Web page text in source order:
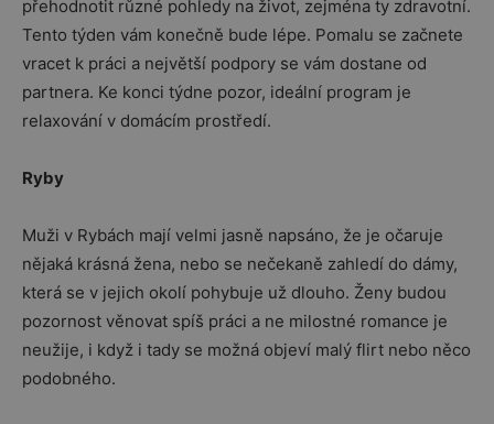
přehodnotit různé pohledy na život, zejména ty zdravotní.
Tento týden vám konečně bude lépe. Pomalu se začnete
vracet k práci a největší podpory se vám dostane od
partnera. Ke konci týdne pozor, ideální program je
relaxování v domácím prostředí.
Ryby
Muži v Rybách mají velmi jasně napsáno, že je očaruje
nějaká krásná žena, nebo se nečekaně zahledí do dámy,
která se v jejich okolí pohybuje už dlouho. Ženy budou
pozornost věnovat spíš práci a ne milostné romance je
neužije, i když i tady se možná objeví malý flirt nebo něco
podobného.